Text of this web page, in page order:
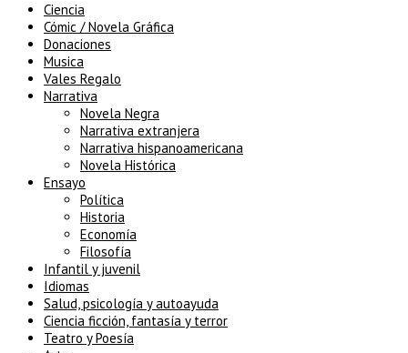
Ciencia
Cómic / Novela Gráfica
Donaciones
Musica
Vales Regalo
Narrativa
Novela Negra
Narrativa extranjera
Narrativa hispanoamericana
Novela Histórica
Ensayo
Política
Historia
Economía
Filosofía
Infantil y juvenil
Idiomas
Salud, psicología y autoayuda
Ciencia ficción, fantasía y terror
Teatro y Poesía